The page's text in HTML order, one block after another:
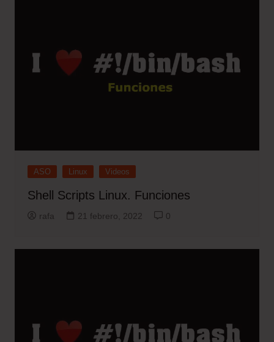
ASO Linux Videos
Shell Scripts Linux. Funciones
rafa 21 febrero, 2022 0